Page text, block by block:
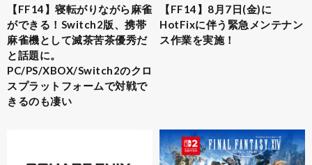
【FF14】寝転がりながら麻雀
ができる！Switch2版、携帯
麻雀機として滅茶苦茶優秀だ
と話題に。
PC/PS/XBOX/Switch2のクロ
スプラットフォームで対戦で
きるのも凄い
【FF14】8月7日(金)に
HotFixに伴う緊急メンテナン
ス作業を実施！